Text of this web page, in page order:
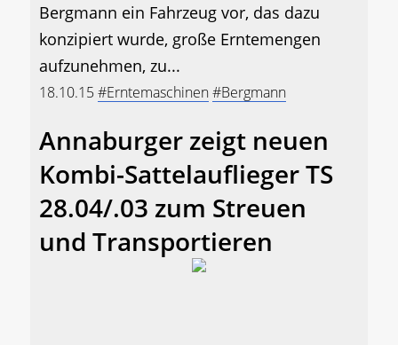
Bergmann ein Fahrzeug vor, das dazu
konzipiert wurde, große Erntemengen
aufzunehmen, zu...
18.10.15#Erntemaschinen#Bergmann
Annaburger zeigt neuen
Kombi-Sattelauflieger TS
28.04/.03 zum Streuen
und Transportieren